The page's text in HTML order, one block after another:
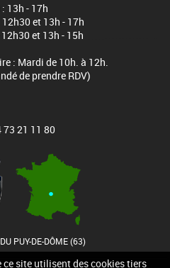
site utilisent des cookies tiers
13h - 17h
et 13h - 17h
et 13h - 15h
: Mardi de 10h. à 12h.
de prendre RDV)
73 21 11 80
PUY-DE-DÔME (63)